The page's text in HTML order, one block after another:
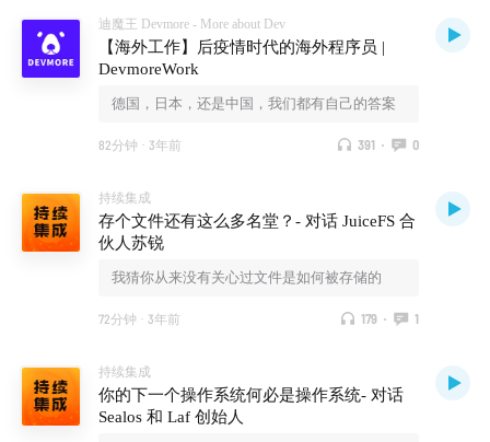
迪魔王 Devmore - More about Dev
【海外工作】后疫情时代的海外程序员 |
DevmoreWork
德国，日本，还是中国，我们都有自己的答案
82分钟 · 3年前 391 · 0
持续集成
存个文件还有这么多名堂？- 对话 JuiceFS 合
伙人苏锐
我猜你从来没有关心过文件是如何被存储的
72分钟 · 3年前 179 · 1
持续集成
你的下一个操作系统何必是操作系统- 对话
Sealos 和 Laf 创始人